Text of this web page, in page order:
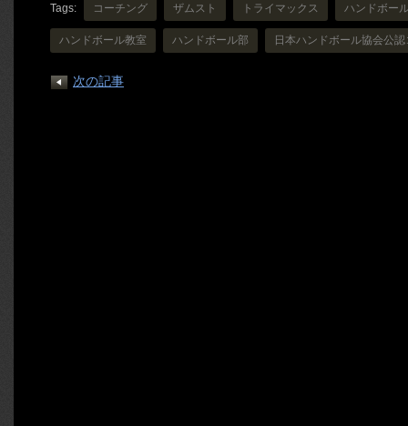
Tags: コーチング ザムスト トライマックス ハンドボー
ハンドボール教室 ハンドボール部 日本ハンドボール協会公
次の記事